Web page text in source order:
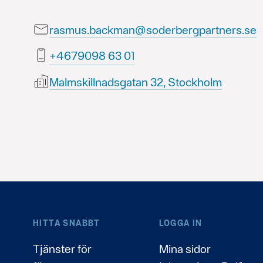
rasmus.backman@soderbergpartners.se
10 36 8909764+
Malmskillnadsgatan 32, Stockholm
HITTA SNABBT
Tjänster för
LOGGA IN
Mina sidor